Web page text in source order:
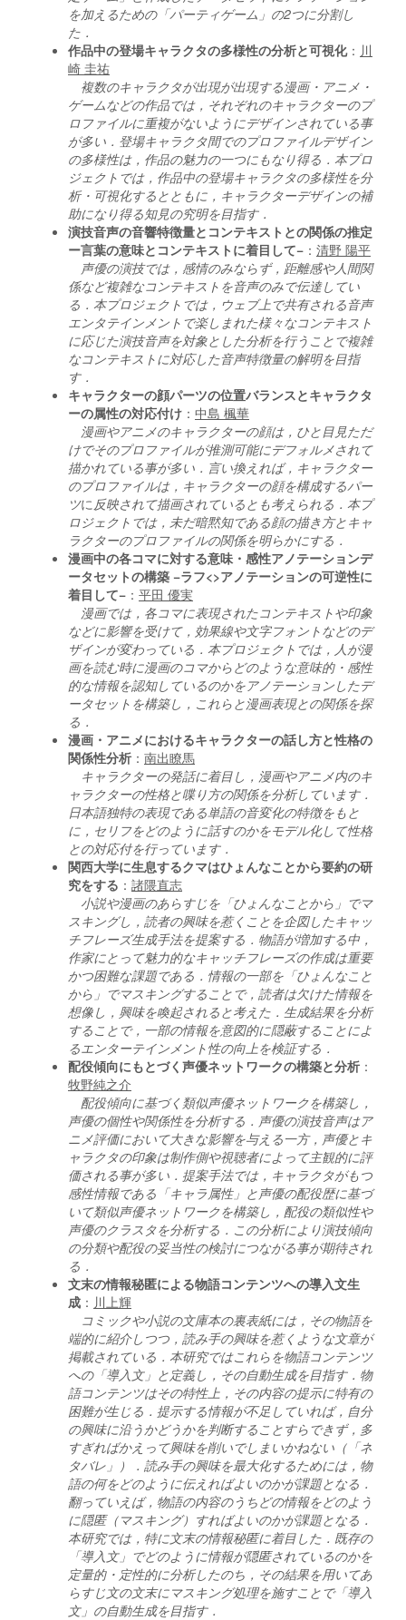
を加えるための「パーティゲーム」の2つに分割し
た．
作品中の登場キャラクタの多様性の分析と可視化： 川
崎 圭祐
複数のキャラクタが出現が出現する漫画・アニメ・
ゲームなどの作品では，それぞれのキャラクターのプ
ロファイルに重複がないようにデザインされている事
が多い．登場キャラクタ間でのプロファイルデザイン
の多様性は，作品の魅力の一つにもなり得る．本プロ
ジェクトでは，作品中の登場キャラクタの多様性を分
析・可視化するとともに，キャラクターデザインの補
助になり得る知見の究明を目指す．
演技音声の音響特徴量とコンテキストとの関係の推定
ー言葉の意味とコンテキストに着目して− ： 清野 陽平
声優の演技では，感情のみならず，距離感や人間関
係など複雑なコンテキストを音声のみで伝達してい
る．本プロジェクトでは，ウェブ上で共有される音声
エンタテインメントで楽しまれた様々なコンテキスト
に応じた演技音声を対象とした分析を行うことで複雑
なコンテキストに対応した音声特徴量の解明を目指
す．
キャラクターの顔パーツの位置バランスとキャラクタ
ーの属性の対応付け ： 中島 楓華
漫画やアニメのキャラクターの顔は，ひと目見ただ
けでそのプロファイルが推測可能にデフォルメされて
描かれている事が多い．言い換えれば，キャラクター
のプロファイルは， キャラクターの顔を構成するパー
ツに反映されて描画されているとも考えられる．本プ
ロジェクトでは，未だ暗黙知である顔の描き方とキャ
ラクターのプロファイルの関係を明らかにする．
漫画中の各コマに対する意味・感性アノテーションデ
ータセットの構築 −ラフ<>アノテーションの可逆性に
着目して− ： 平田 優実
漫画では，各コマに表現されたコンテキストや印象
などに影響を受けて，効果線や文字フォントなどのデ
ザインが変わっている．本プロジェクトでは，人が漫
画を読む時に漫画のコマからどのような意味的・感性
的な情報を認知しているのかをアノテーションしたデ
ータセットを構築し，これらと漫画表現との関係を探
る．
漫画・アニメにおけるキャラクターの話し方と性格の
関係性分析 ： 南出瞭馬
キャラクターの発話に着目し，漫画やアニメ内のキ
ャラクターの性格と喋り方の関係を分析しています．
日本語独特の表現である単語の音変化の特徴をもと
に，セリフをどのように話すのかをモデル化して性格
との対応付を行っています．
関西大学に生息するクマはひょんなことから要約の研
究をする ： 諸隈直志
小説や漫画のあらすじを「ひょんなことから」でマ
スキングし，読者の興味を惹くことを企図したキャッ
チフレーズ生成手法を提案する．物語が増加する中，
作家にとって魅力的なキャッチフレーズの作成は重要
かつ困難な課題である．情報の一部を「ひょんなこと
から」でマスキングすることで，読者は欠けた情報を
想像し，興味を喚起されると考えた．生成結果を分析
することで，一部の情報を意図的に隠蔽することによ
るエンターテインメント性の向上を検証する．
配役傾向にもとづく声優ネットワークの構築と分析 ：
牧野純之介
配役傾向に基づく類似声優ネットワークを構築し，
声優の個性や関係性を分析する．声優の演技音声はア
ニメ評価において大きな影響を与える一方，声優とキ
ャラクタの印象は制作側や視聴者によって主観的に評
価される事が多い．提案手法では，キャラクタがもつ
感性情報である「キャラ属性」と声優の配役歴に基づ
いて類似声優ネットワークを構築し，配役の類似性や
声優のクラスタを分析する．この分析により演技傾向
の分類や配役の妥当性の検討につながる事が期待され
る．
文末の情報秘匿による物語コンテンツへの導入文生
成 ： 川上輝
コミックや小説の文庫本の裏表紙には，その物語を
端的に紹介しつつ，読み手の興味を惹くような文章が
掲載されている．本研究ではこれらを物語コンテンツ
への「導入文」と定義し，その自動生成を目指す．物
語コンテンツはその特性上，その内容の提示に特有の
困難が生じる．提示する情報が不足していれば，自分
の興味に沿うかどうかを判断することすらできず，多
すぎればかえって興味を削いでしまいかねない（「ネ
タバレ」）．読み手の興味を最大化するためには，物
語の何をどのように伝えればよいのかが課題となる．
翻っていえば，物語の内容のうちどの情報をどのよう
に隠匿（マスキング）すればよいのかが課題となる．
本研究では，特に文末の情報秘匿に着目した．既存の
「導入文」でどのように情報が隠匿されているのかを
定量的・定性的に分析したのち，その結果を用いてあ
らすじ文の文末にマスキング処理を施すことで「導入
文」の自動生成を目指す．